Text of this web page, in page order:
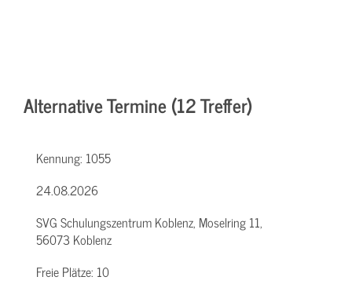
Alternative Termine (12 Treffer)
Kennung: 1055
24.08.2026
SVG Schulungszentrum Koblenz, Moselring 11,
56073 Koblenz
Freie Plätze: 10